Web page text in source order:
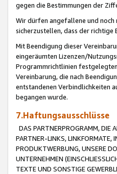
gegen die Bestimmungen der
Wir dürfen angefallene und noch
sicherzustellen, dass der
Mit Beendigung dieser
eingeräumten Lizenzen/
Programmrichtlinien
Vereinbarung, die nach
entstandenen Verbindlichkeiten
begangen wurde.
7.Haftungsausschlüsse
DAS PARTNERPROGRAMM, DIE
PARTNER-LINKS, LINKFORMATE,
PRODUKTWERBUNG, UNSERE
UNTERNEHMEN
TEXTE UND SONSTIGE